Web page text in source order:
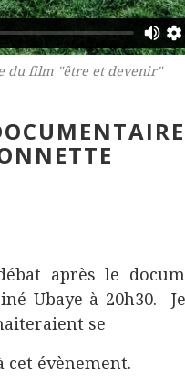
du film "être et devenir"
après le
Ubaye à 20h30.
se
évènement.